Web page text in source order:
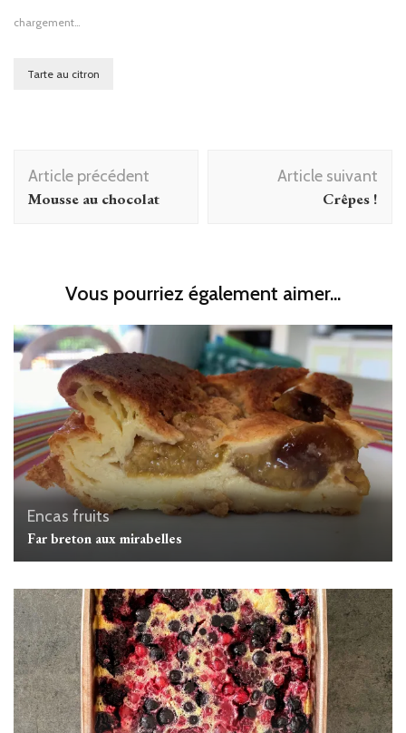
chargement…
Tarte au citron
Navigation
d'article
Article précédent
Mousse au chocolat
Article suivant
Crêpes !
Vous pourriez également aimer...
Encas fruits
Far breton aux mirabelles